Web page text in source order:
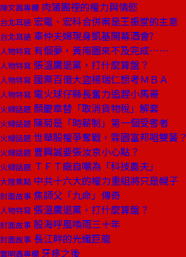
陳文茜專欄 肉蒲團裡的權力與情慾
台北耳語 宏電、宏科合併案是王振堂的主意
台北耳語 辜仲夫婦現身凱基開幕酒會?
人物特寫 有個夢，黃南圖來不及完成……
人物特寫 張溫鷹退黨，打什麼算盤？
人物特寫 國票百億大盜楊瑞仁想考ＭＢＡ
人物特寫 電火球仔縣長奮力追趕小馬哥
火線話題 顏慶章替「取消貨物稅」解套
火線話題 陳菊是「時薪制」第一個受害者
火線話題 世華股權爭奪戰，霖園富邦唱雙簧？
火線話題 曹興誠要張汝京小心點？
火線話題 ＴＦＴ廠自嘲為「科技農夫」
大陸焦點 中共十六大的權力重組將只是幌子
封面故事 焦師父「九命」傳奇
人物特寫 張溫鷹退黨，打什麼算盤？
封面故事 股海呼風喚雨三十年
封面故事 長江畔的光纖巨龍
龔明鑫專欄 牙疼之後